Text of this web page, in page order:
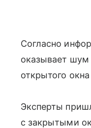
Согласно
оказывает
открытого
Эксперты
с закрытыми